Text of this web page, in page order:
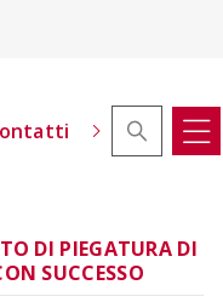
DI PIEGATURA DI
SUCCESSO